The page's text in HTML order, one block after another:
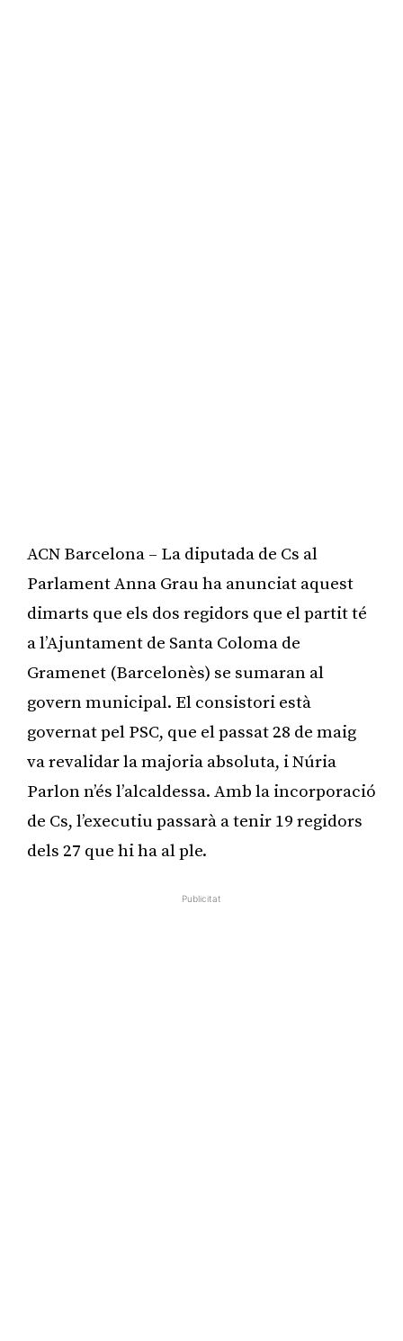
ACN Barcelona – La diputada de Cs al
Parlament Anna Grau ha anunciat aquest
dimarts que els dos regidors que el partit té
a l’Ajuntament de Santa Coloma de
Gramenet (Barcelonès) se sumaran al
govern municipal. El consistori està
governat pel PSC, que el passat 28 de maig
va revalidar la majoria absoluta, i Núria
Parlon n’és l’alcaldessa. Amb la incorporació
de Cs, l’executiu passarà a tenir 19 regidors
dels 27 que hi ha al ple.
Publicitat